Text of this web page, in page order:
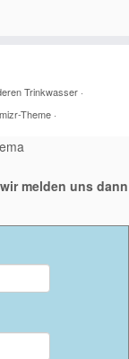
Trinkwasser·
Theme ·
melden uns dann